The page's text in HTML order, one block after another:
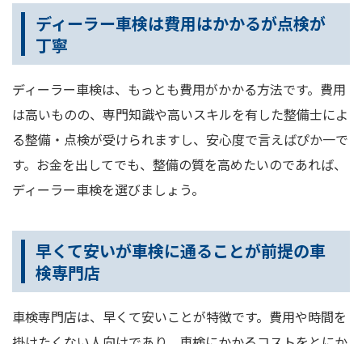
ディーラー車検は費用はかかるが点検が
丁寧
ディーラー車検は、もっとも費用がかかる方法です。費用
は高いものの、専門知識や高いスキルを有した整備士によ
る整備・点検が受けられますし、安心度で言えばぴか一で
す。お金を出してでも、整備の質を高めたいのであれば、
ディーラー車検を選びましょう。
早くて安いが車検に通ることが前提の車
検専門店
車検専門店は、早くて安いことが特徴です。費用や時間を